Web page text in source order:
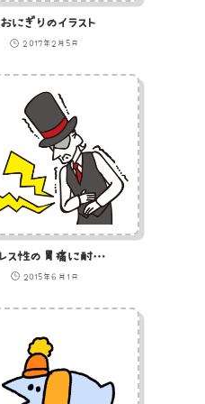
おにぎりのイラスト
2017年2月5日
ストレス性の胃痛に耐える紳士のイラスト
2015年6月1日